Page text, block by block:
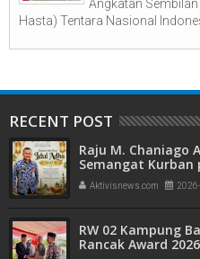
Angkatan
Hasta) Tentara Nasional
RECENT POST
Raju M. Chaniago
Semangat Kurban
Aktivisnews.com
RW 02 Kampung
Rancak Award 2026